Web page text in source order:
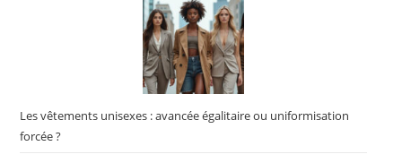
Les vêtements unisexes : avancée égalitaire ou uniformisation
forcée ?